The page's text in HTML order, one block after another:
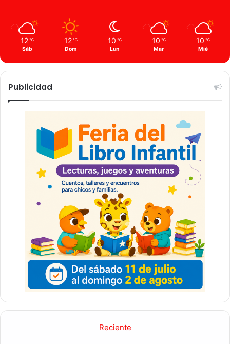
12 ℃
Sáb
12 ℃
Dom
10 ℃
Lun
10 ℃
Mar
10 ℃
Mié
Publicidad
Reciente